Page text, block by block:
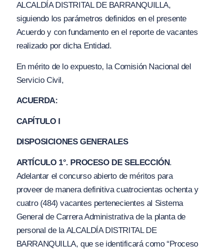
ALCALDÍA DISTRITAL DE BARRANQUILLA,
siguiendo los parámetros definidos en el presente
Acuerdo y con fundamento en el reporte de vacantes
realizado por dicha Entidad.
En mérito de lo expuesto, la Comisión Nacional del
Servicio Civil,
ACUERDA:
CAPÍTULO I
DISPOSICIONES GENERALES
ARTÍCULO 1°. PROCESO DE SELECCIÓN.
Adelantar el concurso abierto de méritos para
proveer de manera definitiva cuatrocientas ochenta y
cuatro (484) vacantes pertenecientes al Sistema
General de Carrera Administrativa de la planta de
personal de la ALCALDÍA DISTRITAL DE
BARRANQUILLA, quese identificarácomo“Proceso